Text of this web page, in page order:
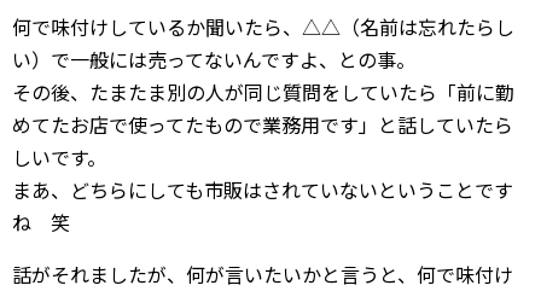
何で味付けしているか聞いたら、△△（名前は忘れたらし
い）で一般には売ってないんですよ、との事。
その後、たまたま別の人が同じ質問をしていたら「前に勤
めてたお店で使ってたもので業務用です」と話していたら
しいです。
まあ、どちらにしても市販はされていないということです
ね 笑
話がそれましたが、何が言いたいかと言うと、何で味付け